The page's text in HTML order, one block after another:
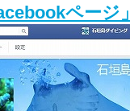
ページ